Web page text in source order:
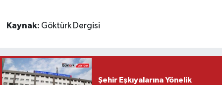
Kaynak: Göktürk Dergisi
Şehir Eşkıyalarına Yönelik